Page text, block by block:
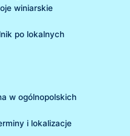
winiarskie
po lokalnych
w ogólnopolskich
i lokalizacje